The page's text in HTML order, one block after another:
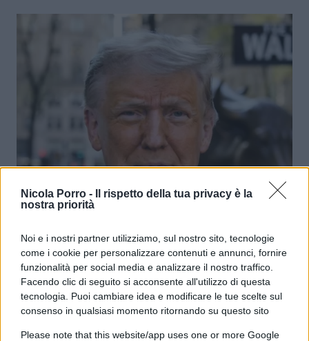
Nicola Porro -
Il rispetto della tua privacy è la
nostra priorità
Noi e i nostri partner utilizziamo, sul nostro sito, tecnologie
come i cookie per personalizzare contenuti e annunci, fornire
funzionalità per social media e analizzare il nostro traffico.
Facendo clic di seguito si acconsente all'utilizzo di questa
tecnologia. Puoi cambiare idea e modificare le tue scelte sul
consenso in qualsiasi momento ritornando su questo sito
Please note that this website/app uses one or more Google
Usa, la fine dello shutdown fa volare
le Borse
diEnrico Foscarini
10 Novembre 2025, 10:55
4.7k